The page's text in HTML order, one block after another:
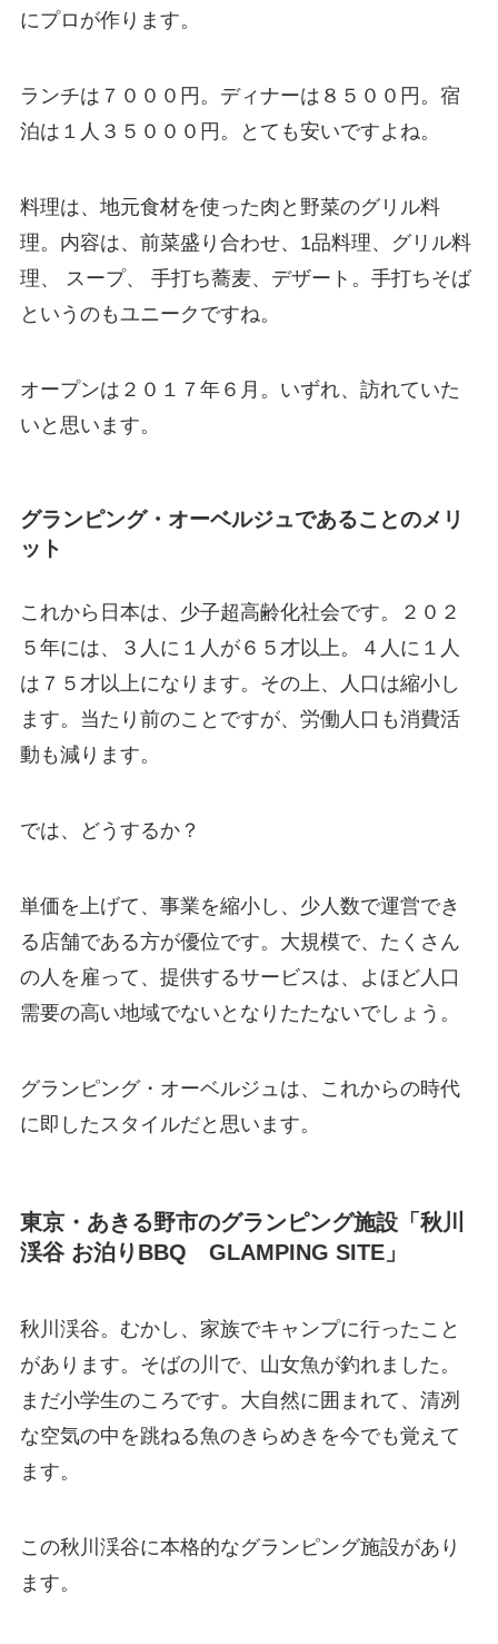
にプロが作ります。
ランチは７０００円。ディナーは８５００円。宿
泊は１人３５０００円。とても安いですよね。
料理は、地元食材を使った肉と野菜のグリル料
理。内容は、前菜盛り合わせ、1品料理、グリル料
理、 スープ、 手打ち蕎麦、デザート。手打ちそば
というのもユニークですね。
オープンは２０１７年６月。いずれ、訪れていた
いと思います。
グランピング・オーベルジュであることのメリ
ット
これから日本は、少子超高齢化社会です。２０２
５年には、３人に１人が６５才以上。４人に１人
は７５才以上になります。その上、人口は縮小し
ます。当たり前のことですが、労働人口も消費活
動も減ります。
では、どうするか？
単価を上げて、事業を縮小し、少人数で運営でき
る店舗である方が優位です。大規模で、たくさん
の人を雇って、提供するサービスは、よほど人口
需要の高い地域でないとなりたたないでしょう。
グランピング・オーベルジュは、これからの時代
に即したスタイルだと思います。
東京・あきる野市のグランピング施設「秋川
渓谷 お泊りBBQ GLAMPING SITE」
秋川渓谷。むかし、家族でキャンプに行ったこと
があります。そばの川で、山女魚が釣れました。
まだ小学生のころです。大自然に囲まれて、清冽
な空気の中を跳ねる魚のきらめきを今でも覚えて
ます。
この秋川渓谷に本格的なグランピング施設があり
ます。